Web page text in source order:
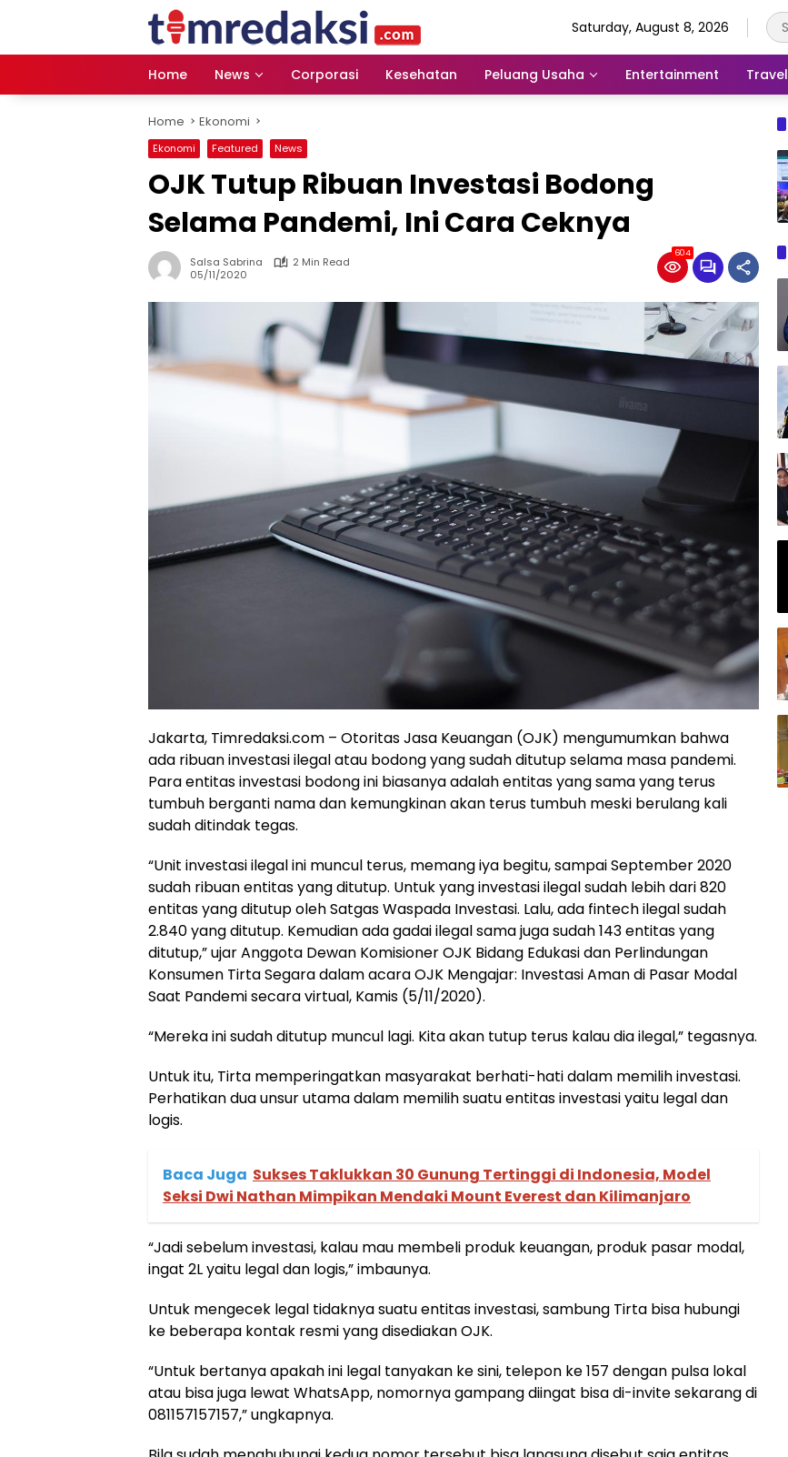
Saturday, August 8, 2026
Home News Corporasi Kesehatan Peluang Usaha Entertainment Travel
Home Ekonomi
Ekonomi Featured News
OJK Tutup Ribuan Investasi Bodong
Selama Pandemi, Ini Cara Ceknya
Salsa Sabrina
2 Min Read
05/11/2020
604
Jakarta, Timredaksi.com – Otoritas Jasa Keuangan (OJK) mengumumkan bahwa
ada ribuan investasi ilegal atau bodong yang sudah ditutup selama masa pandemi.
Para entitas investasi bodong ini biasanya adalah entitas yang sama yang terus
tumbuh berganti nama dan kemungkinan akan terus tumbuh meski berulang kali
sudah ditindak tegas.
“Unit investasi ilegal ini muncul terus, memang iya begitu, sampai September 2020
sudah ribuan entitas yang ditutup. Untuk yang investasi ilegal sudah lebih dari 820
entitas yang ditutup oleh Satgas Waspada Investasi. Lalu, ada fintech ilegal sudah
2.840 yang ditutup. Kemudian ada gadai ilegal sama juga sudah 143 entitas yang
ditutup,” ujar Anggota Dewan Komisioner OJK Bidang Edukasi dan Perlindungan
Konsumen Tirta Segara dalam acara OJK Mengajar: Investasi Aman di Pasar Modal
Saat Pandemi secara virtual, Kamis (5/11/2020).
“Mereka ini sudah ditutup muncul lagi. Kita akan tutup terus kalau dia ilegal,” tegasnya.
Untuk itu, Tirta memperingatkan masyarakat berhati-hati dalam memilih investasi.
Perhatikan dua unsur utama dalam memilih suatu entitas investasi yaitu legal dan
logis.
Baca Juga Sukses Taklukkan 30 Gunung Tertinggi di Indonesia, Model
Seksi Dwi Nathan Mimpikan Mendaki Mount Everest dan Kilimanjaro
“Jadi sebelum investasi, kalau mau membeli produk keuangan, produk pasar modal,
ingat 2L yaitu legal dan logis,” imbaunya.
Untuk mengecek legal tidaknya suatu entitas investasi, sambung Tirta bisa hubungi
ke beberapa kontak resmi yang disediakan OJK.
“Untuk bertanya apakah ini legal tanyakan ke sini, telepon ke 157 dengan pulsa lokal
atau bisa juga lewat WhatsApp, nomornya gampang diingat bisa di-invite sekarang di
081157157157,” ungkapnya.